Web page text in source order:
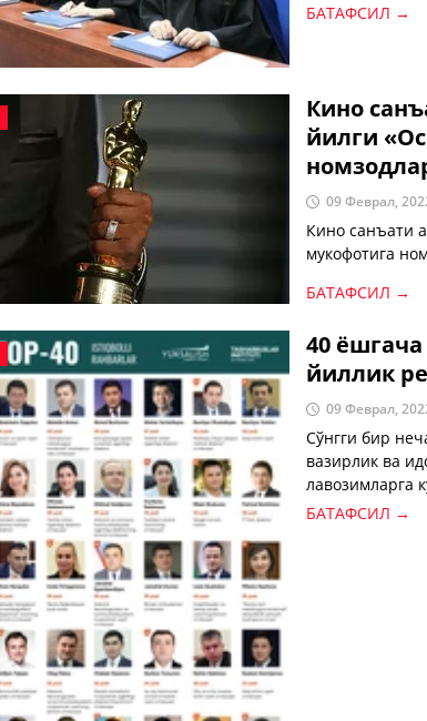
БАТАФСИЛ →
Кино
йилги
қилди.
09 Феврал,
Кино санъати
мукофотига
БАТАФСИЛ →
40
йиллик
09 Феврал,
Сўнгги бир
вазирлик ва
лавозимларга
БАТАФСИЛ →